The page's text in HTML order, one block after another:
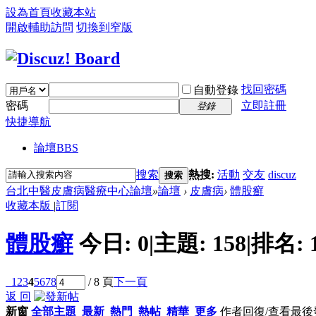
設為首頁收藏本站
開啟輔助訪問 切換到窄版
自動登錄 找回密碼
密碼
登錄
立即註冊
快捷導航
論壇BBS
搜索 搜索 熱搜: 活動 交友 discuz
台北中醫皮膚病醫療中心論壇»論壇 › 皮膚病› 體股癬
收藏本版 |訂閱
體股癬 今日: 0|主題: 158|排名:
1 2345678 / 8 頁下一頁
返 回
新窗 全部主題 最新 熱門 熱帖 精華 更多 作者回復/查看最後